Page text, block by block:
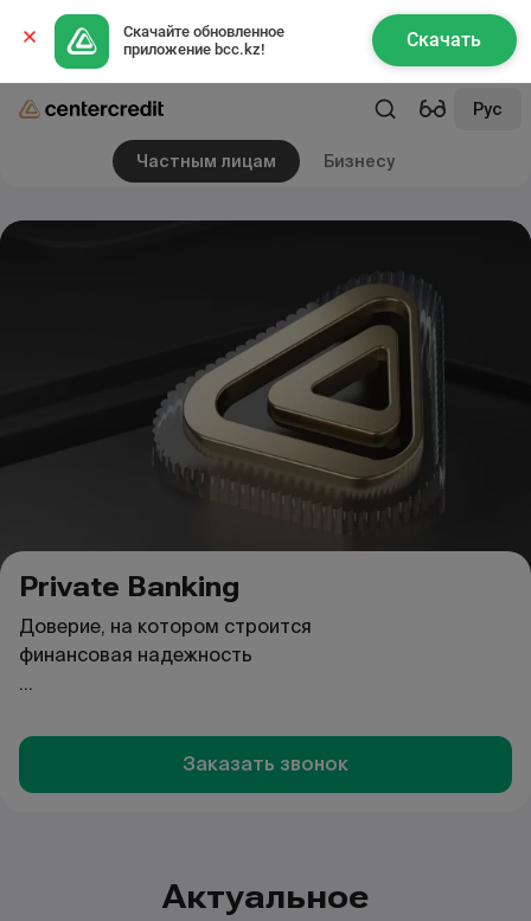
Скачайте обновленное
приложение bcc.kz!
Скачать
Рус
Частным лицам Бизнесу
Private Banking
Доверие, на котором строится
финансовая надежность
Заказать звонок
Актуальное